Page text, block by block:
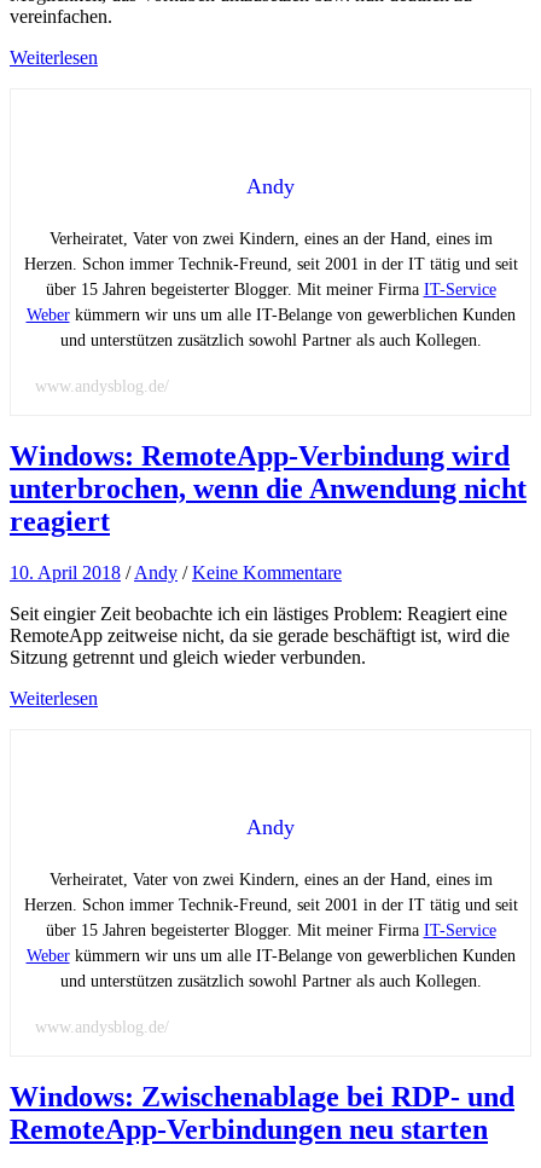
vereinfachen.
Weiterlesen
Andy
Verheiratet, Vater von zwei Kindern, eines an der Hand, eines im
Herzen. Schon immer Technik-Freund, seit 2001 in der IT tätig und seit
über 15 Jahren begeisterter Blogger. Mit meiner Firma IT-Service
Weberkümmern wir uns um alle IT-Belange von gewerblichen Kunden
und unterstützen zusätzlich sowohl Partner als auch Kollegen.
www.andysblog.de/
Windows: RemoteApp-Verbindung wird
unterbrochen, wenn die Anwendung nicht
reagiert
10. April 2018 /Andy /Keine Kommentare
Seit eingier Zeit beobachte ich ein lästiges Problem: Reagiert eine
RemoteApp zeitweise nicht, da sie gerade beschäftigt ist, wird die
Sitzung getrennt und gleich wieder verbunden.
Weiterlesen
Andy
Verheiratet, Vater von zwei Kindern, eines an der Hand, eines im
Herzen. Schon immer Technik-Freund, seit 2001 in der IT tätig und seit
über 15 Jahren begeisterter Blogger. Mit meiner Firma IT-Service
Weberkümmern wir uns um alle IT-Belange von gewerblichen Kunden
und unterstützen zusätzlich sowohl Partner als auch Kollegen.
www.andysblog.de/
Windows: Zwischenablage bei RDP- und
RemoteApp-Verbindungen neu starten